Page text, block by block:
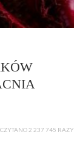
2 237 745 RAZY